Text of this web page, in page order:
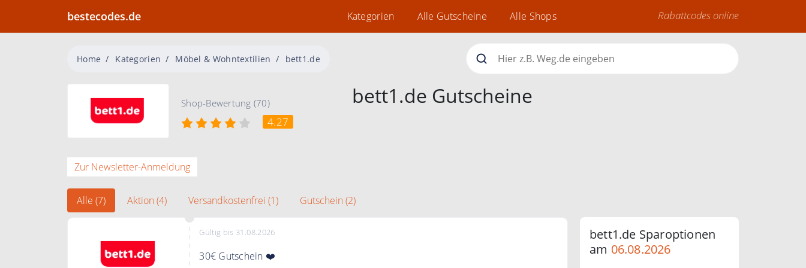
bestecodes.de Kategorien Alle Gutscheine Alle Shops Rabattcodes online
Home Kategorien Möbel & Wohntextilien bett1.de
Shop-Bewertung (70)
4.27
bett1.de Gutscheine
Zur Newsletter-Anmeldung
Alle (7) Aktion (4) Versandkostenfrei (1) Gutschein (2)
Gültig bis 31.08.2026
30€ Gutschein ❤️
bett1.de Sparoptionen
am 06.08.2026